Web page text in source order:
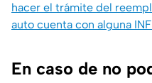
hacer el trámite del
auto cuenta con alguna
En caso de no